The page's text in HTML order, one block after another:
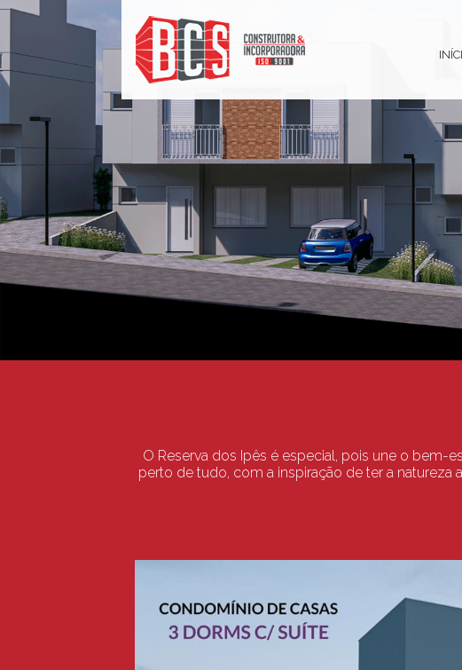
O Reserva dos Ipês é especial, pois une o bem-
perto de tudo, com a inspiração de ter a natureza